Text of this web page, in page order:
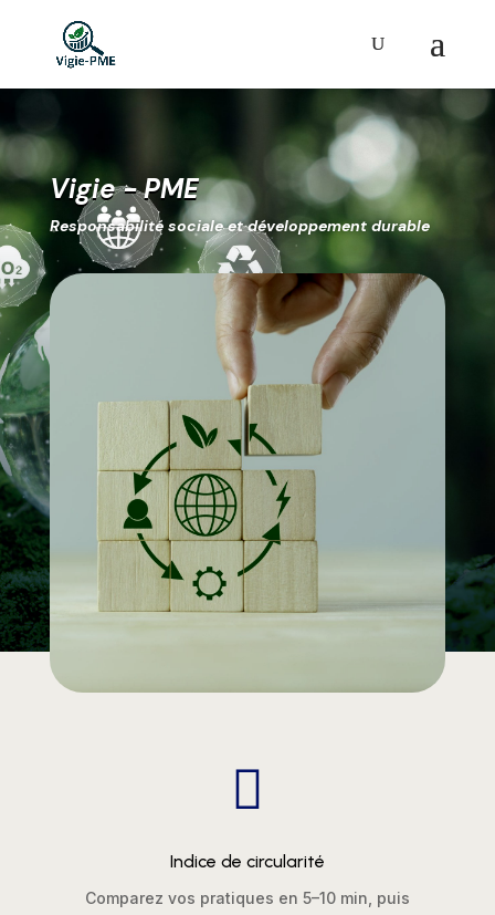
Vigie - PME
Responsabilité sociale et développement durable

Indice de circularité
Comparez vos pratiques en 5–10 min, puis